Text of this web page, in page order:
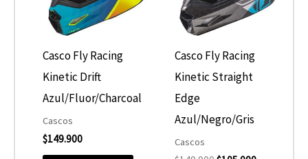
Casco Fly Racing
Kinetic Drift
Azul/Fluor/Charcoal
Cascos
$149.900
variantes.
opciones
pueden
Casco Fly Racing
Kinetic Straight
Edge
Azul/Negro/Gris
Cascos